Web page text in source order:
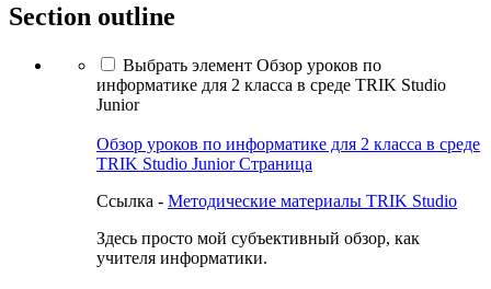
Section outline
Выбрать элемент Обзор уроков по
информатике для 2 класса в среде TRIK Studio
Junior
Обзор уроков по информатике для 2 класса в среде
TRIK Studio JuniorСтраница
Ссылка - Методические материалы TRIK Studio
Здесь просто мой субъективный обзор, как
учителя информатики.